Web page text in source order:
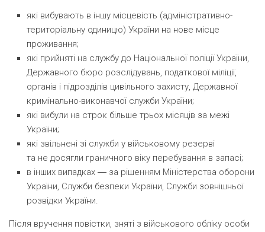
які вибувають в іншу місцевість (адміністративно-
територіальну одиницю) України на нове місце
проживання;
які прийняті на службу до Національної поліції України,
Державного бюро розслідувань, податкової міліції,
органів і підрозділів цивільного захисту, Державної
кримінально-виконавчої служби України;
які вибули на строк більше трьох місяців за межі
України;
які звільнені зі служби у військовому резерві
та не досягли граничного віку перебування в запасі;
в інших випадках ― за рішенням Міністерства оборони
України, Служби безпеки України, Служби зовнішньої
розвідки України.
Після вручення повістки, зняті з військового обліку особи